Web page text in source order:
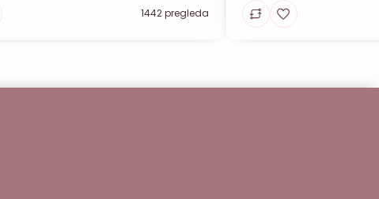
1442 pregleda
stresa. Uz nas ne morate